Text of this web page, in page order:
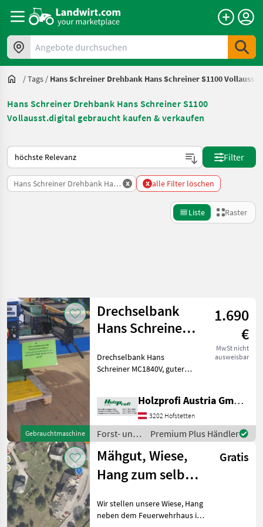
Angebote durchsuchen
/Tags / Hans Schreiner Drehbank Hans Schreiner S1100
Hans Schreiner Drehbank Hans Schreiner S1100
Vollausst.digital gebraucht kaufen & verkaufen
So wird auf Landwirt.com sortiert
Filter
Hans Schreiner Drehbank Hans Schreiner S1100 Vollausst.digital
x x alle Filter löschen
Liste Raster
Kategorie 2 Land Filter
AKTUELLER
PFAD
Hans Schreiner
Drehbank Hans
Schreiner S1100
Vollausst.digital
KATEGORIE
WÄHLEN
Landtechnik
139
Sonstiges
57
Forsttechnik
Zurücksetzen
Ergebnisse
anzeigen
Gebrauchtmaschine
Drechselbank
Hans Schreiner
gebraucht
1.690
€
MwSt nicht
ausweisbar
Drechselbank Hans
Schreiner MC1840V, guter
vorbehalten, Irrtümer,
Druck- und Satzfehler
vorbehalten Forst- und
Holztechnik Drechse
Holzprofi Austria GmbH, Zweigstelle NÖ
3202 Hofstetten
Forst- und
Holztechnik
/ Hans
Schreiner
Premium Plus Händler
Mähgut, Wiese,
Hang zum selber
Reichenau
Gratis
Wir stellen unsere Wiese, Hang
neben dem Feuerwehrhaus in